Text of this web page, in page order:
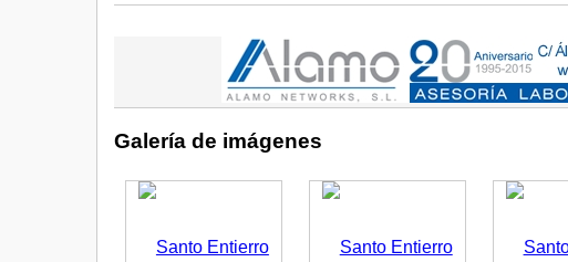
Galería de imágenes